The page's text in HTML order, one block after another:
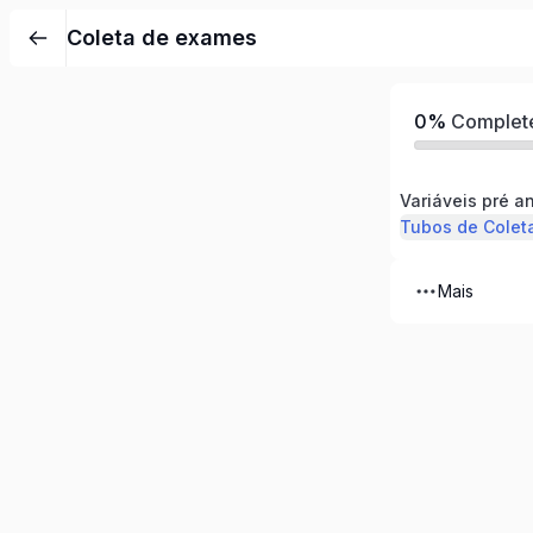
Coleta de exames
0%
Variáveis pré
Tubos de
Mais